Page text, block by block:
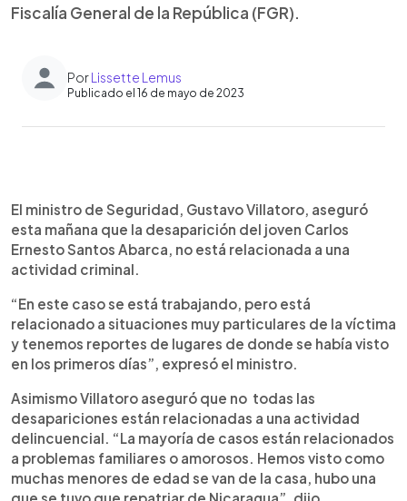
Fiscalía General de la República (FGR).
PorLissette Lemus
Publicado el 16 de mayo de 2023
Escuchar artículo
El ministro de Seguridad, Gustavo Villatoro, aseguró
esta mañana que la desaparición del joven Carlos
Ernesto Santos Abarca, no está relacionada a una
actividad criminal.
“En este caso se está trabajando, pero está
relacionado a situaciones muy particulares de la víctima
y tenemos reportes de lugares de donde se había visto
en los primeros días”, expresó el ministro.
Asimismo Villatoro aseguró que no todas las
desapariciones están relacionadas a una actividad
delincuencial. “La mayoría de casos están relacionados
a problemas familiares o amorosos. Hemos visto como
muchas menores de edad se van de la casa, hubo una
que se tuvo que repatriar de Nicaragua”, dijo.